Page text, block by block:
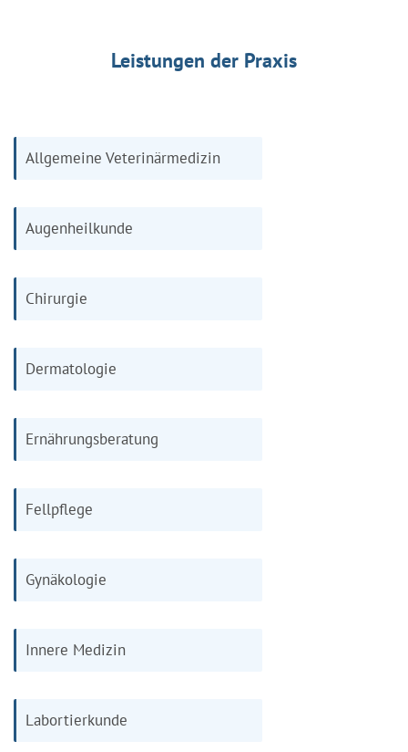
Leistungen der Praxis
Allgemeine Veterinärmedizin
Augenheilkunde
Chirurgie
Dermatologie
Ernährungsberatung
Fellpflege
Gynäkologie
Innere Medizin
Labortierkunde